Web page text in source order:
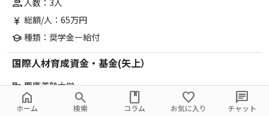
group
currency_yen 総額/人：65万円
school 種類：奨学金ー給付
国際人材育成資金・基金(矢上）
corporate_fare慶應義塾大学
group人数：80人
home
ホーム
search
検索
book
コラム
favorite
お気に入り
chat
チャット